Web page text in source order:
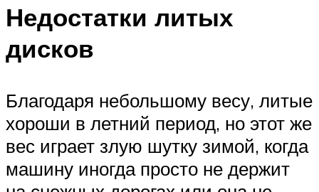
Недостатки литых
дисков
Благодаря небольшому весу, литые
хороши в летний период, но этот же
вес играет злую шутку зимой, когда
машину иногда просто не держит